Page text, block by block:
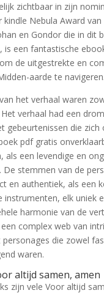
zichtbaar in zijn
Nebula Award van
en Gondor die in dit
is een fantastische
de uitgestrekte en
aarde te navigeren.
het verhaal waren
verhaal had een
gebeurtenissen die zich
pdf gratis
als een levendige en
De stemmen van de
en authentiek, als een
instrumenten, elk uniek
harmonie van de
complex web van
die zowel
waren.
altijd samen, amen
zijn vele Voor altijd